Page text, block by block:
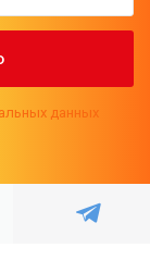
данных